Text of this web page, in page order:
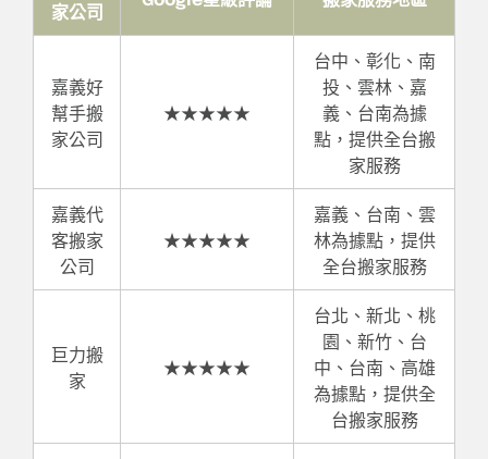
家公司
嘉義好
幫手搬
家公司
★★★★★
台中、彰化、南
投、雲林、嘉
義、台南為據
點，提供全台搬
家服務
嘉義代
客搬家
公司
★★★★★
嘉義、台南、雲
林為據點，提供
全台搬家服務
巨力搬
家
★★★★★
台北、新北、桃
園、新竹、台
中、台南、高雄
為據點，提供全
台搬家服務